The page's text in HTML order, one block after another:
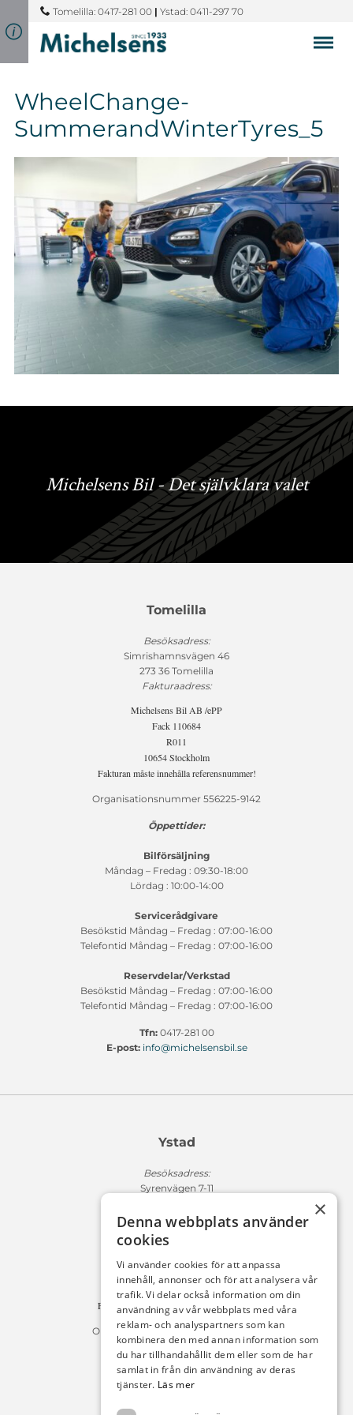
Tomelilla: 0417-281 00 | Ystad: 0411-297 70
WheelChange-
SummerandWinterTyres_5
Michelsens Bil - Det självklara valet
Tomelilla
Besöksadress:
Simrishamnsvägen 46
273 36 Tomelilla
Fakturaadress:
Michelsens Bil AB /ePP
Fack 110684
R011
10654 Stockholm
Fakturan måste innehålla referensnummer!
Organisationsnummer 556225-9142
Öppettider:
Bilförsäljning
Måndag – Fredag : 09:30-18:00
Lördag : 10:00-14:00
Servicerådgivare
Besökstid Måndag – Fredag : 07:00-16:00
Telefontid Måndag – Fredag : 07:00-16:00
Reservdelar/Verkstad
Besökstid Måndag – Fredag : 07:00-16:00
Telefontid Måndag – Fredag : 07:00-16:00
Tfn:0417-281 00
E-post: info@michelsensbil.se
Ystad
Besöksadress:
Syrenvägen 7-11
Fakturaadress:
Michelsens Bil AB /ePP
Fack 110684
10654 Stockholm
Fakturan måste innehålla referensnummer!
Organisationsnummer 556225-9142
Öppettider:
Bilförsäljning
×
Denna webbplats använder
cookies
Vi använder cookies för att anpassa
innehåll, annonser och för att analysera vår
trafik. Vi delar också information om din
användning av vår webbplats med våra
reklam- och analyspartners som kan
kombinera den med annan information som
du har tillhandahållit dem eller som de har
samlat in från din användning av deras
tjänster. Läs mer